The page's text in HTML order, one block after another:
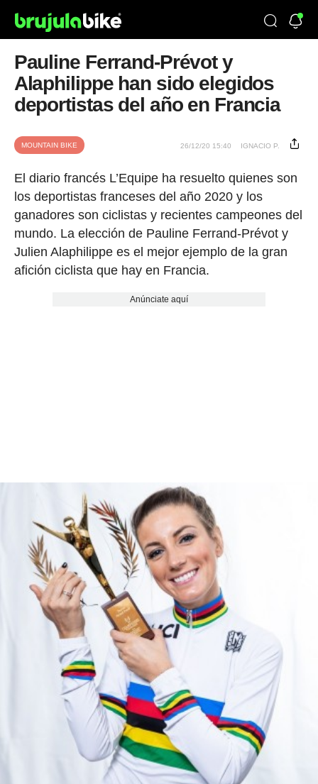
Pauline Ferrand-Prévot y
Alaphilippe han sido elegidos
deportistas del año en Francia
MOUNTAIN BIKE 26/12/20 15:40 IGNACIO P.
El diario francés L’Equipe ha resuelto quienes son
los deportistas franceses del año 2020 y los
ganadores son ciclistas y recientes campeones del
mundo. La elección de Pauline Ferrand-Prévot y
Julien Alaphilippe es el mejor ejemplo de la gran
afición ciclista que hay en Francia.
Anúnciate aquí